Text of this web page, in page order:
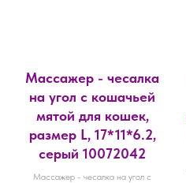
Массажер - чесалка
на угол с кошачьей
мятой для кошек,
размер L, 17*11*6.2,
серый 10072042
Массажер - чесалка на угол с